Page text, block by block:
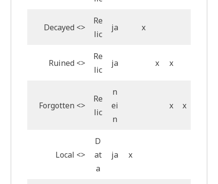
Decayed <>
Re
lic
ja x
Ruined <>
Re
lic
ja x x
Forgotten <>
Re
lic
n
ei
n
x x
Local <>
D
at
a
ja x